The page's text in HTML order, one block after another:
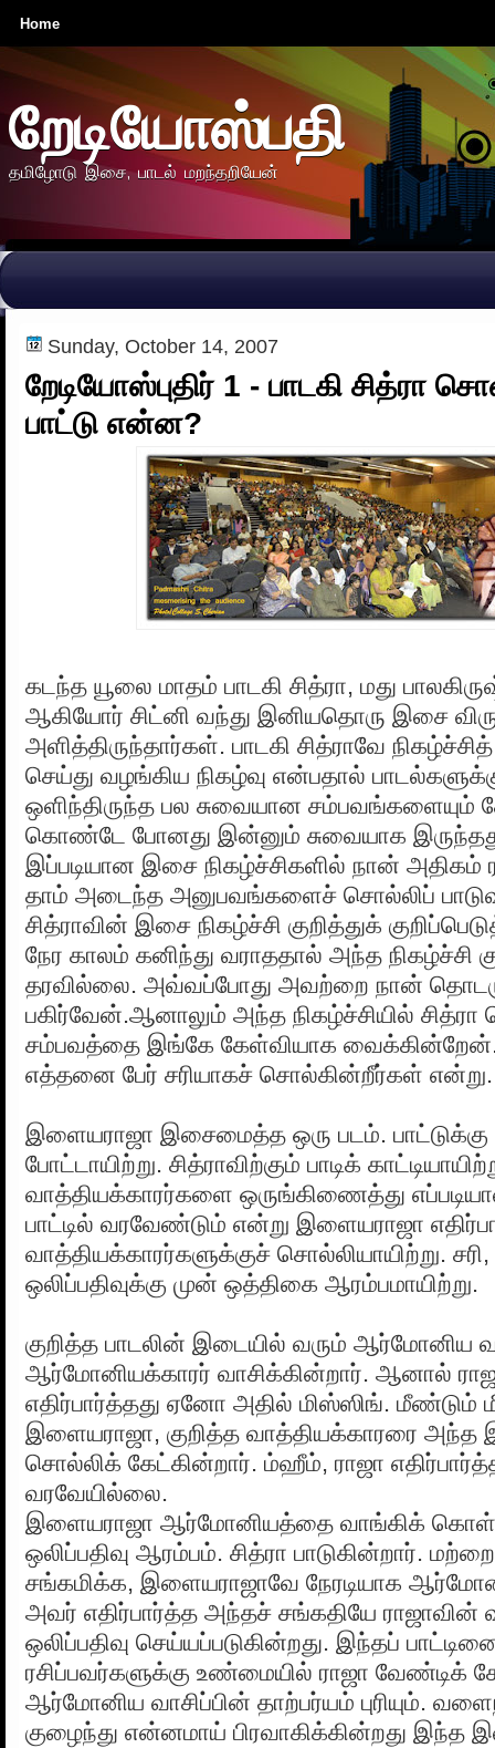
Home
றேடியோஸ்பதி
தமிழோடு இசை, பாடல் மறந்தறியேன்
Sunday, October 14, 2007
றேடியோஸ்புதிர் 1 - பாடகி சித்ரா
பாட்டு என்ன?
கடந்த யூலை மாதம் பாடகி சித்ரா, மது
ஆகியோர் சிட்னி வந்து இனியதொரு இசை
அளித்திருந்தார்கள். பாடகி சித்ராவே
செய்து வழங்கிய நிகழ்வு என்பதால்
ஒளிந்திருந்த பல சுவையான சம்பவங்களையும்
கொண்டே போனது இன்னும் சுவையாக
இப்படியான இசை நிகழ்ச்சிகளில் நான் அதிகம்
தாம் அடைந்த அனுபவங்களைச் சொல்லிப்
சித்ராவின் இசை நிகழ்ச்சி குறித்துக்
நேர காலம் கனிந்து வராததால் அந்த நிகழ்ச்சி
தரவில்லை. அவ்வப்போது அவற்றை நான்
பகிர்வேன்.ஆனாலும் அந்த நிகழ்ச்சியில்
சம்பவத்தை இங்கே கேள்வியாக வைக்கின்றேன்.
எத்தனை பேர் சரியாகச் சொல்கின்றீர்கள் என்று.
இளையராஜா இசைமைத்த ஒரு படம். பாட்டுக்கு
போட்டாயிற்று. சித்ராவிற்கும் பாடிக்
வாத்தியக்காரர்களை ஒருங்கிணைத்து
பாட்டில் வரவேண்டும் என்று இளையராஜா
வாத்தியக்காரர்களுக்குச் சொல்லியாயிற்று.
ஒலிப்பதிவுக்கு முன் ஒத்திகை ஆரம்பமாயிற்று.
குறித்த பாடலின் இடையில் வரும் ஆர்மோனிய
ஆர்மோனியக்காரர் வாசிக்கின்றார். ஆனால்
எதிர்பார்த்தது ஏனோ அதில் மிஸ்ஸிங். மீண்டும்
இளையராஜா, குறித்த வாத்தியக்காரரை
சொல்லிக் கேட்கின்றார். ம்ஹீம், ராஜா
வரவேயில்லை.
இளையராஜா ஆர்மோனியத்தை வாங்கிக்
ஒலிப்பதிவு ஆரம்பம். சித்ரா பாடுகின்றார்.
சங்கமிக்க, இளையராஜாவே நேரடியாக
அவர் எதிர்பார்த்த அந்தச் சங்கதியே ராஜாவின்
ஒலிப்பதிவு செய்யப்படுகின்றது. இந்தப்
ரசிப்பவர்களுக்கு உண்மையில் ராஜா வேண்டிக்
ஆர்மோனிய வாசிப்பின் தாற்பர்யம் புரியும்.
குழைந்து என்னமாய் பிரவாகிக்கின்றது இந்த